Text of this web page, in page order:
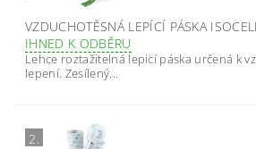
VZDUCHOTĚSNÁ LEPÍCÍ PÁSKA
IHNED K ODBĚRU
Lehce roztažitelná lepicí páska určená k
lepení. Zesílený...
2.